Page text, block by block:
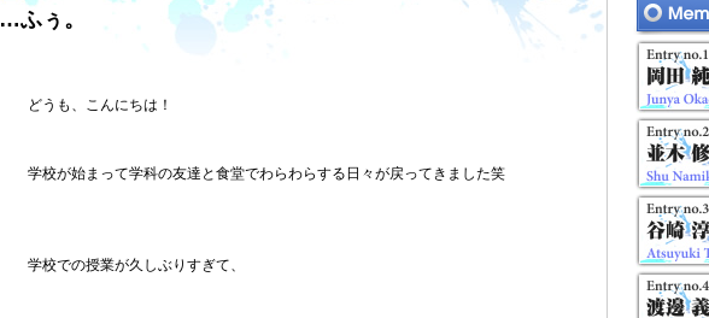
…ふぅ。
どうも、こんにちは！
学校が始まって学科の友達と食堂でわらわらする日々が戻ってきました笑
学校での授業が久しぶりすぎて、